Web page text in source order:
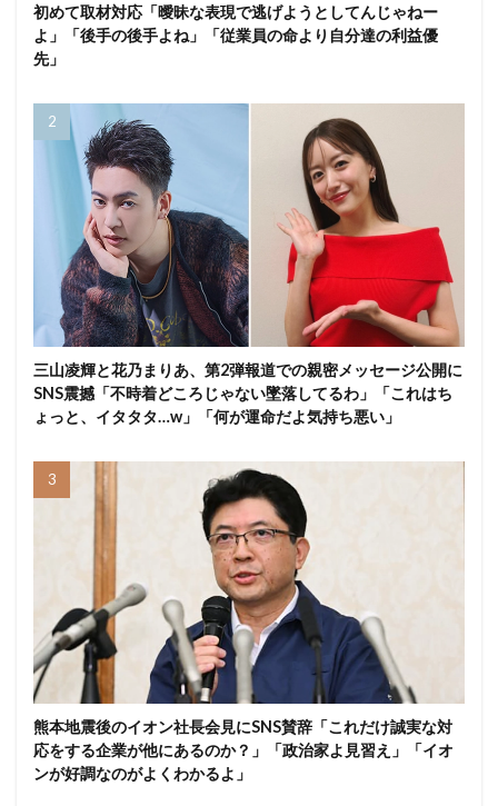
初めて取材対応「曖昧な表現で逃げようとしてんじゃねー
よ」「後手の後手よね」「従業員の命より自分達の利益優
先」
三山凌輝と花乃まりあ、第2弾報道での親密メッセージ公開に
SNS震撼「不時着どころじゃない墜落してるわ」「これはち
ょっと、イタタタ…w」「何が運命だよ気持ち悪い」
熊本地震後のイオン社長会見にSNS賛辞「これだけ誠実な対
応をする企業が他にあるのか？」「政治家よ見習え」「イオ
ンが好調なのがよくわかるよ」